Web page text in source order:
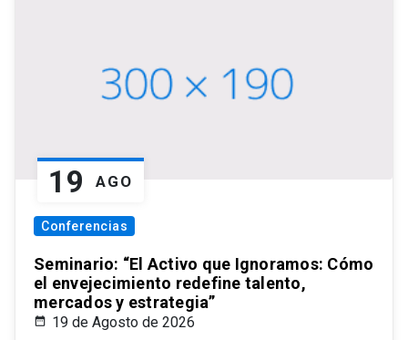
19 AGO
Conferencias
Seminario: “El Activo que Ignoramos: Cómo
el envejecimiento redefine talento,
mercados y estrategia”
19 de Agosto de 2026